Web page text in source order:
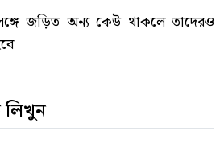
জড়িত অন্য কেউ থাকলে তাদেরও